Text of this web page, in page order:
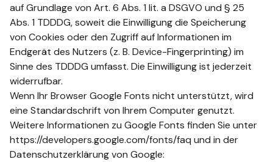
auf Grundlage von Art. 6 Abs. 1 lit. a DSGVO und § 25
Abs. 1 TDDDG, soweit die Einwilligung die Speicherung
von Cookies oder den Zugriff auf Informationen im
Endgerät des Nutzers (z. B. Device-Fingerprinting) im
Sinne des TDDDG umfasst. Die Einwilligung ist jederzeit
widerrufbar.
Wenn Ihr Browser Google Fonts nicht unterstützt, wird
eine Standardschrift von Ihrem Computer genutzt.
Weitere Informationen zu Google Fonts finden Sie unter
https://developers.google.com/fonts/faq und in der
Datenschutzerklärung von Google: